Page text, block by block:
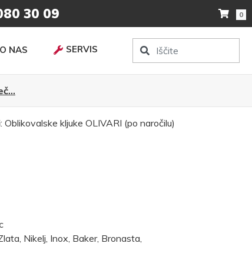
30 09 0
O NAS SERVIS
Oblikovalske kljuke OLIVARI (po naročilu)
Nikelj, Inox, Baker, Bronasta,